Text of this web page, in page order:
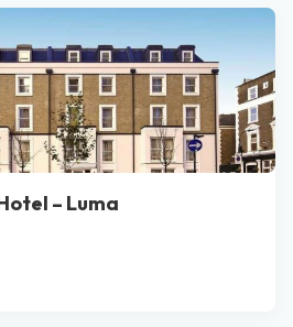
Het centrum zit vol met
je ogen niet uitgekeken
stad in de buurt van
Londen zeker de moeite
Genieten maar!
– Luma